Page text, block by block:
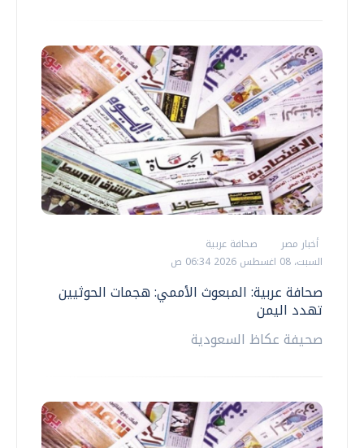
أخبار مصر
صحافة عربية
السبت، 08 اغسطس 2026 06:34 ص
صحافة عربية: المبعوث الأممي: هجمات الحوثيين
تهدد اليمن
صحيفة عكاظ السعودية